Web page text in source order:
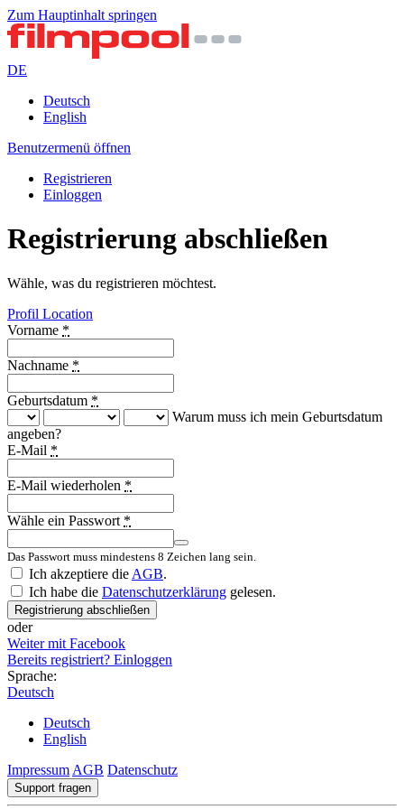
Zum Hauptinhalt springen
DE
Deutsch
English
Benutzermenü öffnen
Registrieren
Einloggen
Registrierung abschließen
Wähle, was du registrieren möchtest.
Profil Location
Vorname *
Nachname *
Geburtsdatum *
Warum muss ich mein Geburtsdatum
angeben?
E-Mail *
E-Mail wiederholen *
Wähle ein Passwort *
Das Passwort muss mindestens 8 Zeichen lang sein.
Ich akzeptiere die AGB.
Ich habe die Datenschutzerklärung gelesen.
Registrierung abschließen
oder
Weiter mit Facebook
Bereits registriert? Einloggen
Sprache:
Deutsch
Deutsch
English
Impressum AGB Datenschutz
Support fragen